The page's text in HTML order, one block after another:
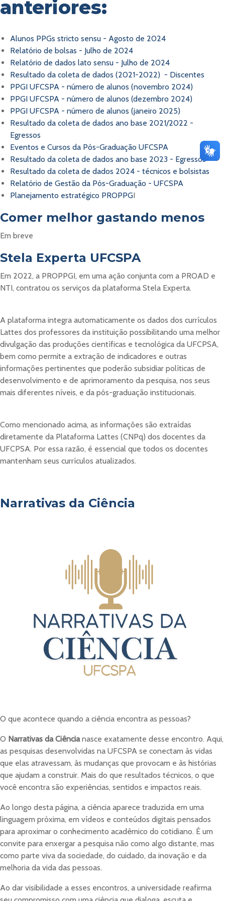
anteriores:
Alunos PPGs stricto sensu - Agosto de 2024
Relatório de bolsas - Julho de 2024
Relatório de dados lato sensu - Julho de 2024
Resultado da coleta de dados (2021-2022) - Discentes
PPGI UFCSPA - número de alunos (novembro 2024)
PPGI UFCSPA - número de alunos (dezembro 2024)
PPGI UFCSPA - número de alunos (janeiro 2025)
Resultado da coleta de dados ano base 2021/2022 -
Egressos
Eventos e Cursos da Pós-Graduação UFCSPA
Resultado da coleta de dados ano base 2023 - Egressos
Resultado da coleta de dados 2024 - técnicos e bolsistas
Relatório de Gestão da Pós-Graduação - UFCSPA
Planejamento estratégico PROPPGI
Comer melhor gastando menos
Em breve
Stela Experta UFCSPA
Em 2022, a PROPPGI, em uma ação conjunta com a PROAD e
NTI, contratou os serviços da plataforma Stela Experta.
A plataforma integra automaticamente os dados dos currículos
Lattes dos professores da instituição possibilitando uma melhor
divulgação das produções científicas e tecnológica da UFCPSA,
bem como permite a extração de indicadores e outras
informações pertinentes que poderão subsidiar políticas de
desenvolvimento e de aprimoramento da pesquisa, nos seus
mais diferentes níveis, e da pós-graduação institucionais.
Como mencionado acima, as informações são extraídas
diretamente da Plataforma Lattes (CNPq) dos docentes da
UFCPSA. Por essa razão, é essencial que todos os docentes
mantenham seus currículos atualizados.
Narrativas da Ciência
O que acontece quando a ciência encontra as pessoas?
O Narrativas da Ciêncianasce exatamente desse encontro. Aqui,
as pesquisas desenvolvidas na UFCSPA se conectam às vidas
que elas atravessam, às mudanças que provocam e às histórias
que ajudam a construir. Mais do que resultados técnicos, o que
você encontra são experiências, sentidos e impactos reais.
Ao longo desta página, a ciência aparece traduzida em uma
linguagem próxima, em vídeos e conteúdos digitais pensados
para aproximar o conhecimento acadêmico do cotidiano. É um
convite para enxergar a pesquisa não como algo distante, mas
como parte viva da sociedade, do cuidado, da inovação e da
melhoria da vida das pessoas.
Ao dar visibilidade a esses encontros, a universidade reafirma